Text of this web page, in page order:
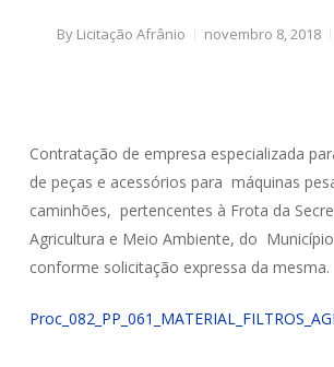
By Licitação Afrânio novembro 8, 2018
Contratação de empresa especializada
de peças e acessórios para máquinas
caminhões, pertencentes à Frota da
Agricultura e Meio Ambiente, do
conforme solicitação expressa da mesma.